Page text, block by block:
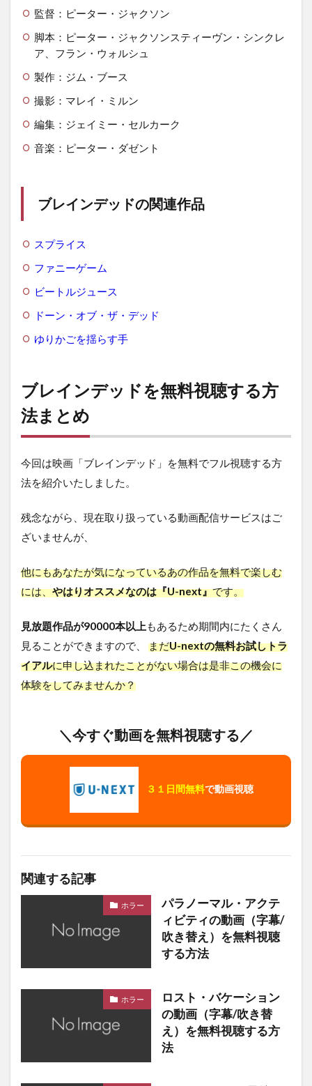
監督：ピーター・ジャクソン
脚本：ピーター・ジャクソンスティーヴン・シンクレ
ア、フラン・ウォルシュ
製作：ジム・ブース
撮影：マレイ・ミルン
編集：ジェイミー・セルカーク
音楽：ピーター・ダゼント
ブレインデッドの関連作品
スプライス
ファニーゲーム
ビートルジュース
ドーン・オブ・ザ・デッド
ゆりかごを揺らす手
ブレインデッドを無料視聴する方
法まとめ
今回は映画「ブレインデッド」を無料でフル視聴する方
法を紹介いたしました。
残念ながら、現在取り扱っている動画配信サービスはご
ざいませんが、
他にもあなたが気になっているあの作品を無料で楽しむ
には、やはりオススメなのは『U-next』です。
見放題作品が90000本以上もあるため期間内にたくさん
見ることができますので、 まだU-nextの無料お試しトラ
イアルに申し込まれたことがない場合は是非この機会に
体験をしてみませんか？
＼今すぐ動画を無料視聴する／
３１日間無料で動画視聴
関連する記事
ホラー
パラノーマル・アクテ
ィビティの動画（字幕/
吹き替え）を無料視聴
する方法
ホラー
ロスト・バケーション
の動画（字幕/吹き替
え）を無料視聴する方
法